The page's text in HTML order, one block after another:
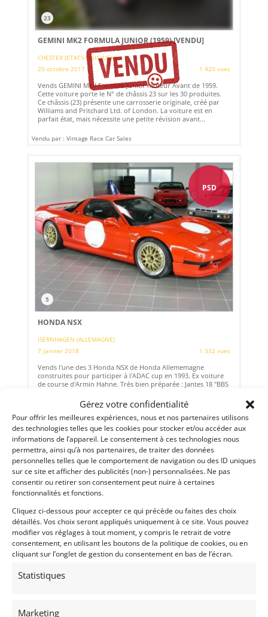
Gérez votre confidentialité
Pour offrir les meilleures expériences, nous et nos partenaires utilisons
des technologies telles que les cookies pour stocker et/ou accéder aux
informations de l’appareil. Le consentement à ces technologies nous
permettra, ainsi qu’à nos partenaires, de traiter des données
personnelles telles que le comportement de navigation ou des ID uniques
sur ce site et afficher des publicités (non-) personnalisées. Ne pas
consentir ou retirer son consentement peut nuire à certaines
fonctionnalités et fonctions.
Cliquez ci-dessous pour accepter ce qui précède ou faites des choix
détaillés. Vos choix seront appliqués uniquement à ce site. Vous pouvez
modifier vos réglages à tout moment, y compris le retrait de votre
consentement, en utilisant les boutons de la politique de cookies, ou en
cliquant sur l’onglet de gestion du consentement en bas de l’écran.
Statistiques
Marketing
23
GEMINI MK2 FORMULA JUNIOR (1959)[VENDU]
CHESTER (ETATS-UNIS (USA))
20 octobre 2017
1 420 vues
Vends GEMINI MkII Formule Junior moteur Avant de 1959.
Cette voiture porte le N° de châssis 23 sur les 30 produites.
Ce châssis (23) présente une carrosserie originale, créé par
Williams and Pritchard Ltd. of London. La voiture est en
parfait état, mais nécessite une petite révision avant...
Vendu par : Vintage Race Car Sales
PSD
5
HONDA NSX
ISERNHAGEN (ALLEMAGNE)
7 janvier 2018
1 332 vues
Vends l'une des 3 Honda NSX de Honda Allememagne
construites pour participer à l'ADAC cup en 1993. Ex voiture
de course d'Armin Hahne. Très bien préparée : Jantes 18 "BBS
sécurité....Plus d'informations sur demande.
Vendu par : springbok
PSD
6